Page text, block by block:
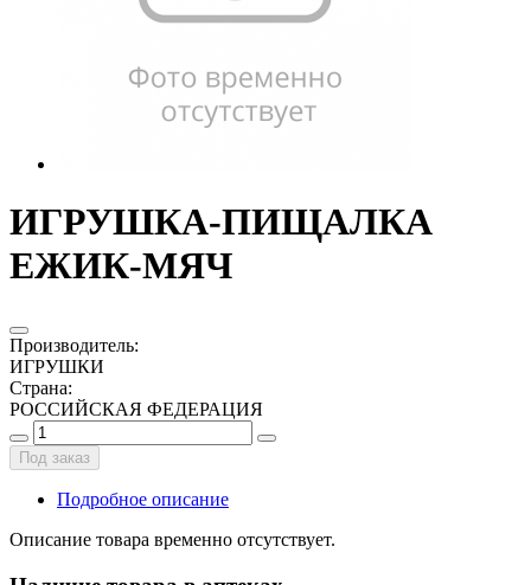
ИГРУШКА-ПИЩАЛКА
ЕЖИК-МЯЧ
Производитель:
ИГРУШКИ
Страна:
РОССИЙСКАЯ ФЕДЕРАЦИЯ
Под заказ
Подробное описание
Описание товара временно отсутствует.